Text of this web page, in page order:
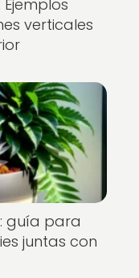
verticales
guía para
juntas con